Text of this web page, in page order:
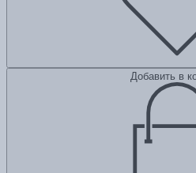
Добавить в